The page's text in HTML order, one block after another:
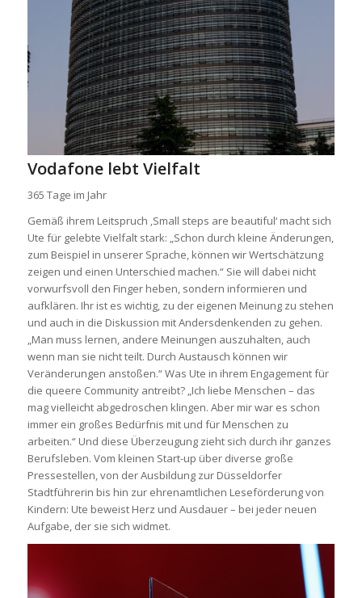
Vodafone lebt Vielfalt
365 Tage im Jahr
Gemäß ihrem Leitspruch ‚Small steps are beautiful‘ macht sich
Ute für gelebte Vielfalt stark: „Schon durch kleine Änderungen,
zum Beispiel in unserer Sprache, können wir Wertschätzung
zeigen und einen Unterschied machen.“ Sie will dabei nicht
vorwurfsvoll den Finger heben, sondern informieren und
aufklären. Ihr ist es wichtig, zu der eigenen Meinung zu stehen
und auch in die Diskussion mit Andersdenkenden zu gehen.
„Man muss lernen, andere Meinungen auszuhalten, auch
wenn man sie nicht teilt. Durch Austausch können wir
Veränderungen anstoßen.“ Was Ute in ihrem Engagement für
die queere Community antreibt? „Ich liebe Menschen – das
mag vielleicht abgedroschen klingen. Aber mir war es schon
immer ein großes Bedürfnis mit und für Menschen zu
arbeiten.“ Und diese Überzeugung zieht sich durch ihr ganzes
Berufsleben. Vom kleinen Start-up über diverse große
Pressestellen, von der Ausbildung zur Düsseldorfer
Stadtführerin bis hin zur ehrenamtlichen Leseförderung von
Kindern: Ute beweist Herz und Ausdauer – bei jeder neuen
Aufgabe, der sie sich widmet.